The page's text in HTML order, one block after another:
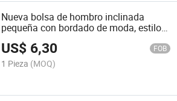
Nueva bolsa de hombro inclinada
pequeña con bordado de moda, estilo
étnico
US$ 6,30 FOB
1 Pieza (MOQ)